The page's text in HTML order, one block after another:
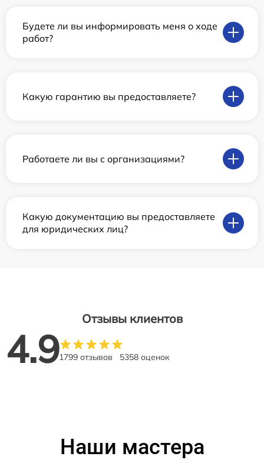
Будете ли вы информировать меня о ходе
работ?
Какую гарантию вы предоставляете?
Работаете ли вы с организациями?
Какую документацию вы предоставляете
для юридических лиц?
Отзывы клиентов
4.91799 отзывов 5358 оценок
Наши мастера